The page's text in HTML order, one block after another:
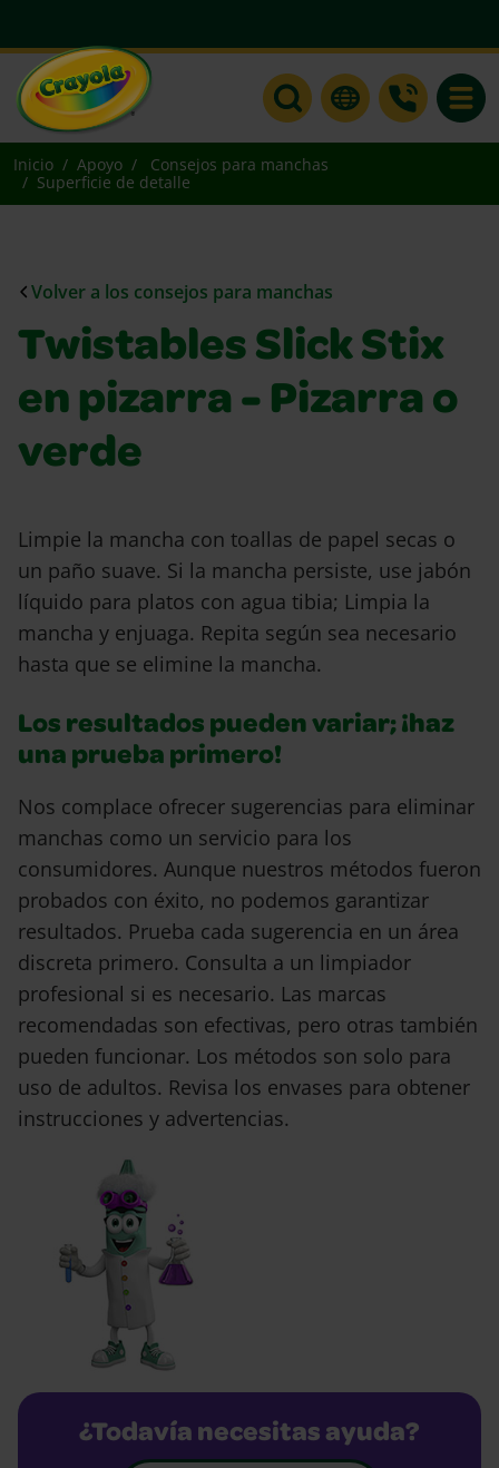
Inicio Apoyo
Consejos para manchas
Superficie de detalle
Volver a los consejos para manchas
Twistables Slick Stix
en pizarra - Pizarra o
verde
Limpie la mancha con toallas de papel secas o
un paño suave. Si la mancha persiste, use jabón
líquido para platos con agua tibia; Limpia la
mancha y enjuaga. Repita según sea necesario
hasta que se elimine la mancha.
Los resultados pueden variar; ¡haz
una prueba primero!
Nos complace ofrecer sugerencias para eliminar
manchas como un servicio para los
consumidores. Aunque nuestros métodos fueron
probados con éxito, no podemos garantizar
resultados. Prueba cada sugerencia en un área
discreta primero. Consulta a un limpiador
profesional si es necesario. Las marcas
recomendadas son efectivas, pero otras también
pueden funcionar. Los métodos son solo para
uso de adultos. Revisa los envases para obtener
instrucciones y advertencias.
¿Todavía necesitas ayuda?